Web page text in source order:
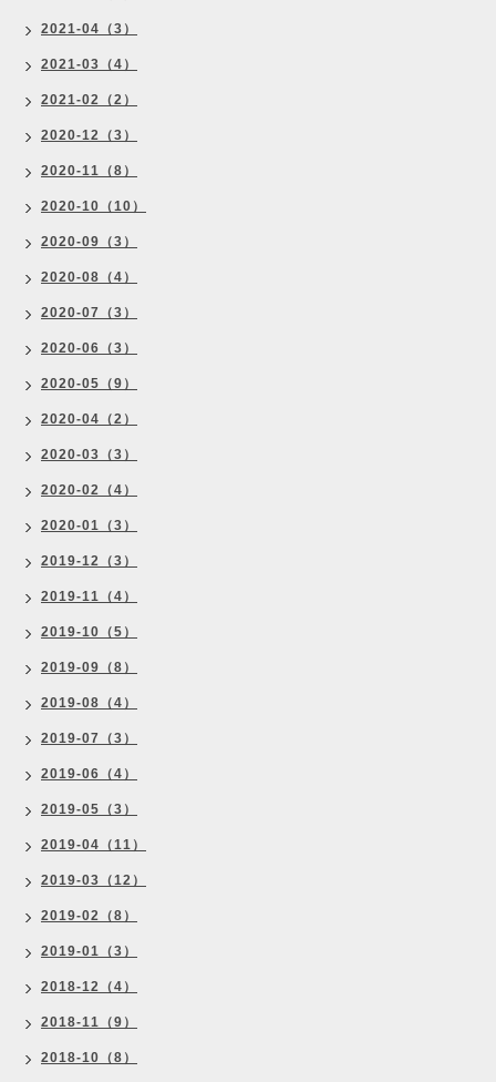
2021-04（3）
2021-03（4）
2021-02（2）
2020-12（3）
2020-11（8）
2020-10（10）
2020-09（3）
2020-08（4）
2020-07（3）
2020-06（3）
2020-05（9）
2020-04（2）
2020-03（3）
2020-02（4）
2020-01（3）
2019-12（3）
2019-11（4）
2019-10（5）
2019-09（8）
2019-08（4）
2019-07（3）
2019-06（4）
2019-05（3）
2019-04（11）
2019-03（12）
2019-02（8）
2019-01（3）
2018-12（4）
2018-11（9）
2018-10（8）